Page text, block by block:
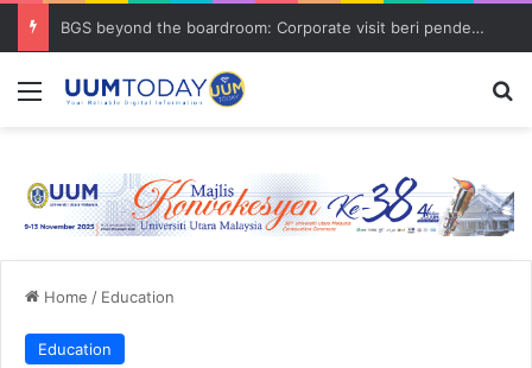
BGS beyond the boardroom: Corporate visit beri pendedahan dunia korporat kepada PELAJAR UUM
Menu
Home / Education
Education